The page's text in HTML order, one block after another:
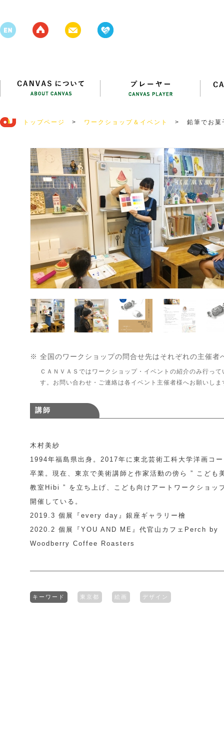
トップページ > ワークショップ＆イベント > 鉛筆でお菓
※ 全国のワークショップの問合せ先はそれぞれの主催者
ＣＡＮＶＡＳではワークショップ・イベントの紹介のみ行って
す。お問い合わせ・ご連絡は各イベント主催者様へお願いしま
講師
木村美紗
1994年福島県出身。2017年に東北芸術工科大学洋画コ
卒業。現在、東京で美術講師と作家活動の傍ら ” こども
教室Hibi ” を立ち上げ、こども向けアートワークショッ
開催している。
2019.3 個展『every day』銀座ギャラリー檜
2020.2 個展『YOU AND ME』代官山カフェPerch by
Woodberry Coffee Roasters
キーワード 東京都 絵画 デザイン